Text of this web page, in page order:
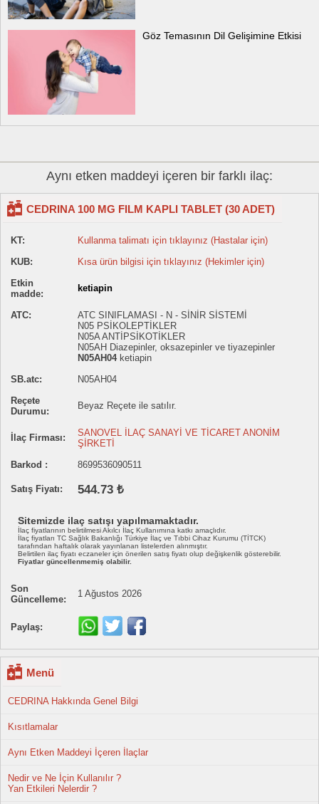
Göz Temasının Dil Gelişimine Etkisi
Aynı etken maddeyi içeren bir farklı ilaç:
CEDRINA 100 MG FILM KAPLI TABLET (30 ADET)
KT:
Kullanma talimatı için tıklayınız (Hastalar için)
KUB:
Kısa ürün bilgisi için tıklayınız (Hekimler için)
Etkin
madde:
ketiapin
ATC:
ATC SINIFLAMASI - N - SİNİR SİSTEMİ
N05 PSİKOLEPTİKLER
N05A ANTİPSİKOTİKLER
N05AH Diazepinler, oksazepinler ve tiyazepinler
N05AH04ketiapin
SB.atc:
N05AH04
Reçete
Durumu:
Beyaz Reçete ile satılır.
İlaç Firması:
SANOVEL İLAÇ SANAYİ VE TİCARET ANONİM
ŞİRKETİ
Barkod :
8699536090511
Satış Fiyatı: 544.73 ₺
Sitemizde ilaç satışı yapılmamaktadır.
İlaç fiyatlarının belirtilmesi Akılcı İlaç Kullanımına katkı amaçlıdır.
İlaç fiyatları TC Sağlık Bakanlığı Türkiye İlaç ve Tıbbi Cihaz Kurumu (TİTCK)
tarafından haftalık olarak yayınlanan listelerden alınmıştır.
Belirtilen ilaç fiyatı eczaneler için önerilen satış fiyatı olup değişkenlik gösterebilir.
Fiyatlar güncellenmemiş olabilir.
Son
Güncelleme:
1 Ağustos 2026
Paylaş:
Menü
CEDRINA Hakkında Genel Bilgi
Kısıtlamalar
Aynı Etken Maddeyi İçeren İlaçlar
Nedir ve Ne İçin Kullanılır ?
Yan Etkileri Nelerdir ?